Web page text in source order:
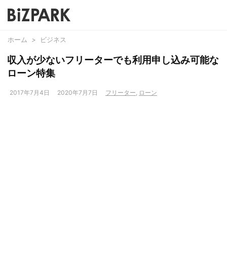
ホーム > ビジネス
収入が少ないフリーターでも利用申し込み可能な
ローン特集
2017年7月4日 2020年7月7日 フリーター, ローン